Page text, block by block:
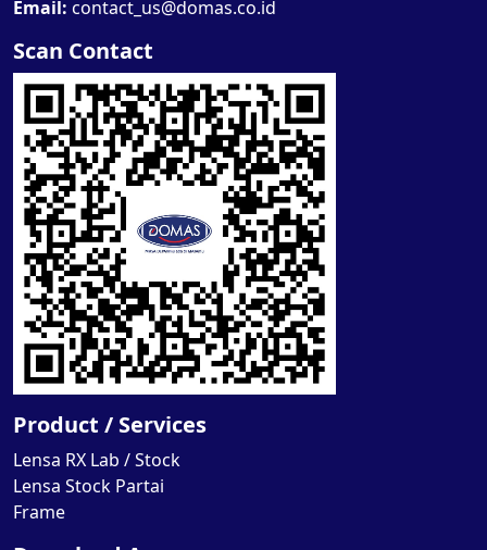
Email: contact_us@domas.co.id
Scan Contact
Product / Services
Lensa RX Lab / Stock
Lensa Stock Partai
Frame